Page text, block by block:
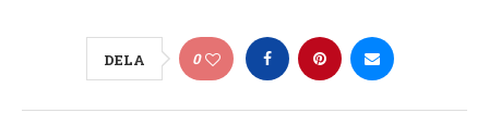
DELA 0